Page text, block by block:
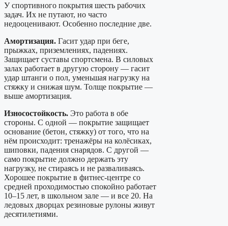
У спортивного покрытия шесть рабочих
задач. Их не путают, но часто
недооценивают. Особенно последние две.
Амортизация. Гасит удар при беге,
прыжках, приземлениях, падениях.
Защищает суставы спортсмена. В силовых
залах работает в другую сторону — гасит
удар штанги о пол, уменьшая нагрузку на
стяжку и снижая шум. Толще покрытие —
выше амортизация.
Износостойкость. Это работа в обе
стороны. С одной — покрытие защищает
основание (бетон, стяжку) от того, что на
нём происходит: тренажёры на колёсиках,
шиповки, падения снарядов. С другой —
само покрытие должно держать эту
нагрузку, не стираясь и не разваливаясь.
Хорошее покрытие в фитнес-центре со
средней проходимостью спокойно работает
10–15 лет, в школьном зале — и все 20. На
ледовых дворцах резиновые рулоны живут
десятилетиями.